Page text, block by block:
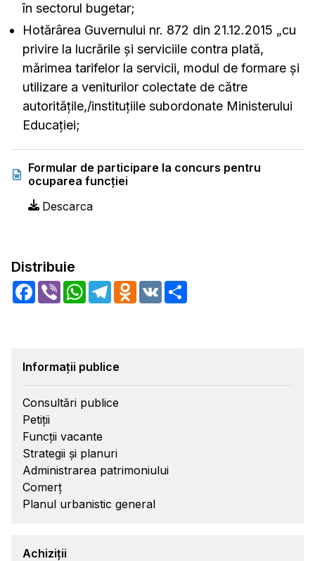
în sectorul bugetar;
Hotărârea Guvernului nr. 872 din 21.12.2015 „cu
privire la lucrările și serviciile contra plată,
mărimea tarifelor la servicii, modul de formare și
utilizare a veniturilor colectate de către
autorităţile,/instituţiile subordonate Ministerului
Educaţiei;
Formular de participare la concurs pentru
ocuparea funcţiei
Descarca
Distribuie
Facebook
Viber WhatsApp
TelegramOdnoklassniki
VK
Informații publice
Consultări publice
Petiții
Funcții vacante
Strategii și planuri
Administrarea patrimoniului
Comerț
Planul urbanistic general
Achiziții